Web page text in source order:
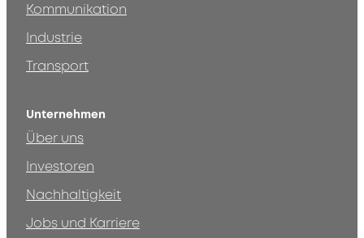
Kommunikation
Industrie
Transport
Unternehmen
Über uns
Investoren
Nachhaltigkeit
Jobs und Karriere